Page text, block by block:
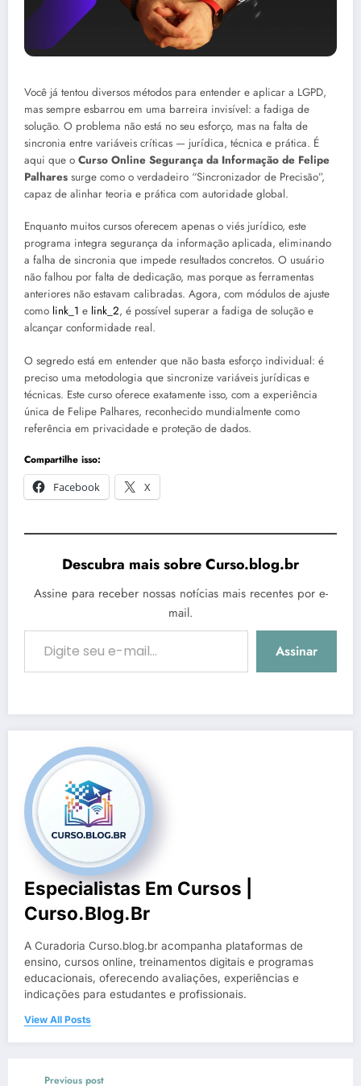
Você já tentou diversos métodos para entender e aplicar a LGPD,
mas sempre esbarrou em uma barreira invisível: a fadiga de
solução. O problema não está no seu esforço, mas na falta de
sincronia entre variáveis críticas — jurídica, técnica e prática. É
aqui que o Curso Online Segurança da Informação de Felipe
Palhares surge como o verdadeiro “Sincronizador de Precisão”,
capaz de alinhar teoria e prática com autoridade global.
Enquanto muitos cursos oferecem apenas o viés jurídico, este
programa integra segurança da informação aplicada, eliminando
a falha de sincronia que impede resultados concretos. O usuário
não falhou por falta de dedicação, mas porque as ferramentas
anteriores não estavam calibradas. Agora, com módulos de ajuste
como link_1 e link_2, é possível superar a fadiga de solução e
alcançar conformidade real.
O segredo está em entender que não basta esforço individual: é
preciso uma metodologia que sincronize variáveis jurídicas e
técnicas. Este curso oferece exatamente isso, com a experiência
única de Felipe Palhares, reconhecido mundialmente como
referência em privacidade e proteção de dados.
Compartilhe isso:
Facebook
X
Descubra mais sobre Curso.blog.br
Assine para receber nossas notícias mais recentes por e-
mail.
Digite seu e-mail…
Assinar
Especialistas Em Cursos |
Curso.blog.br
A Curadoria Curso.blog.br acompanha plataformas de
ensino, cursos online, treinamentos digitais e programas
educacionais, oferecendo avaliações, experiências e
indicações para estudantes e profissionais.
View All Posts
Previous post